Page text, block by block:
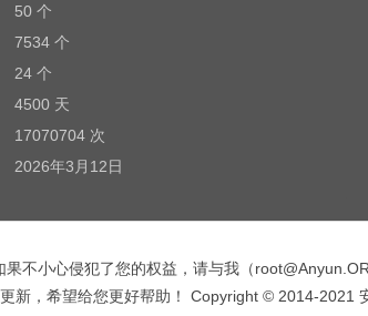
50 个
7534 个
24 个
4500 天
17070704 次
2026年3月12日
不小心侵犯了您的权益，请与我（
新，希望给您更好帮助！ Copyright © 2014-2021